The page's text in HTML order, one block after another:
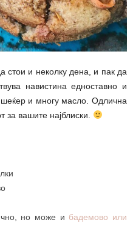
стои и неколку дена, и пак да
навистина едноставно и
и многу масло. Одлична
за вашите најблиски.
но може и бадемово или